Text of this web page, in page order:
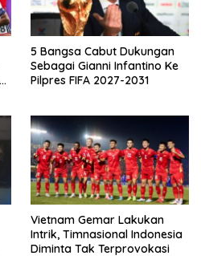
5 Bangsa Cabut Dukungan
Sebagai Gianni Infantino Ke
Pilpres FIFA 2027-2031
Vietnam Gemar Lakukan
Intrik, Timnasional Indonesia
Diminta Tak Terprovokasi